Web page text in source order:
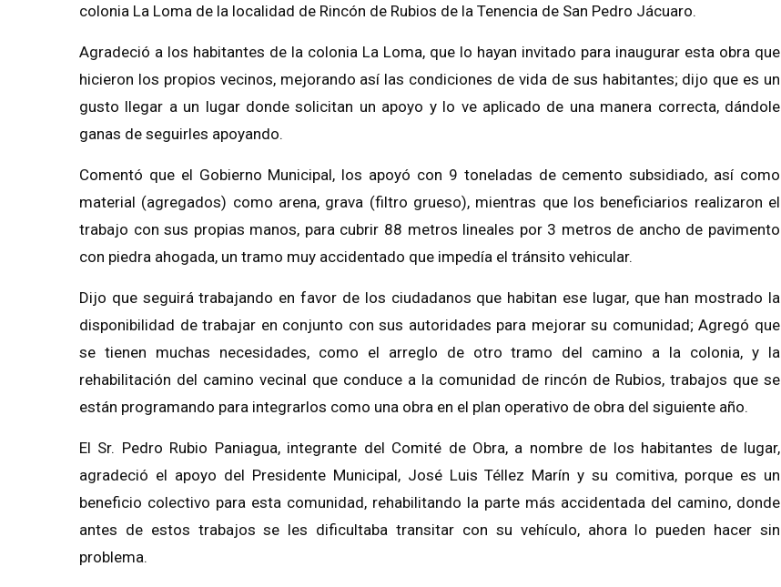
colonia La Loma de la localidad de Rincón de Rubios de la Tenencia de San Pedro Jácuaro.
Agradeció a los habitantes de la colonia La Loma, que lo hayan invitado para inaugurar esta obra que
hicieron los propios vecinos, mejorando así las condiciones de vida de sus habitantes; dijo que es un
gusto llegar a un lugar donde solicitan un apoyo y lo ve aplicado de una manera correcta, dándole
ganas de seguirles apoyando.
Comentó que el Gobierno Municipal, los apoyó con 9 toneladas de cemento subsidiado, así como
material (agregados) como arena, grava (filtro grueso), mientras que los beneficiarios realizaron el
trabajo con sus propias manos, para cubrir 88 metros lineales por 3 metros de ancho de pavimento
con piedra ahogada, un tramo muy accidentado que impedía el tránsito vehicular.
Dijo que seguirá trabajando en favor de los ciudadanos que habitan ese lugar, que han mostrado la
disponibilidad de trabajar en conjunto con sus autoridades para mejorar su comunidad; Agregó que
se tienen muchas necesidades, como el arreglo de otro tramo del camino a la colonia, y la
rehabilitación del camino vecinal que conduce a la comunidad de rincón de Rubios, trabajos que se
están programando para integrarlos como una obra en el plan operativo de obra del siguiente año.
El Sr. Pedro Rubio Paniagua, integrante del Comité de Obra, a nombre de los habitantes de lugar,
agradeció el apoyo del Presidente Municipal, José Luis Téllez Marín y su comitiva, porque es un
beneficio colectivo para esta comunidad, rehabilitando la parte más accidentada del camino, donde
antes de estos trabajos se les dificultaba transitar con su vehículo, ahora lo pueden hacer sin
problema.